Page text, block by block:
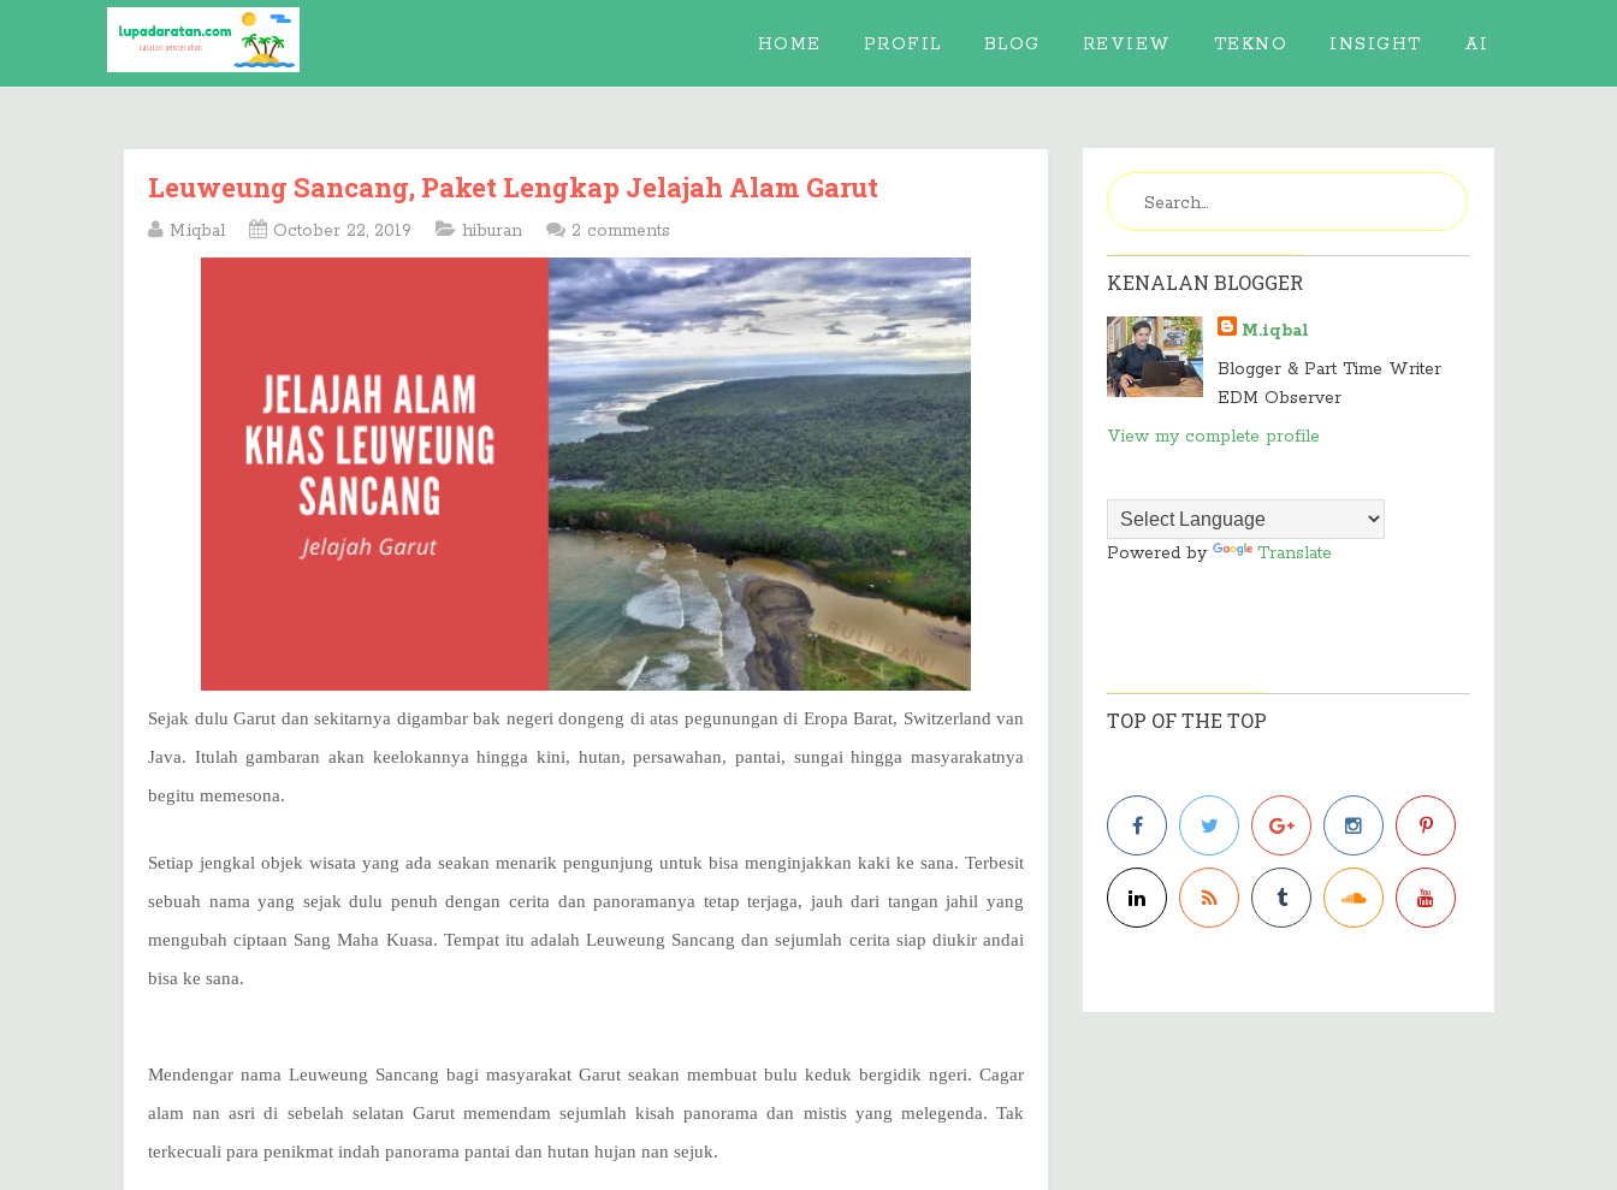
HOME PROFIL BLOG REVIEW TEKNO INSIGHT AI
Leuweung Sancang, Paket Lengkap Jelajah Alam Garut
M.iqbal October 22, 2019 hiburan 2 comments
Sejak dulu Garut dan sekitarnya digambar bak negeri dongeng di atas pegunungan di Eropa Barat, Switzerland van
Java. Itulah gambaran akan keelokannya hingga kini, hutan, persawahan, pantai, sungai hingga masyarakatnya
begitu memesona.
Setiap jengkal objek wisata yang ada seakan menarik pengunjung untuk bisa menginjakkan kaki ke sana. Terbesit
sebuah nama yang sejak dulu penuh dengan cerita dan panoramanya tetap terjaga, jauh dari tangan jahil yang
mengubah ciptaan Sang Maha Kuasa. Tempat itu adalah Leuweung Sancang dan sejumlah cerita siap diukir andai
bisa ke sana.
Mendengar nama Leuweung Sancang bagi masyarakat Garut seakan membuat bulu keduk bergidik ngeri. Cagar
alam nan asri di sebelah selatan Garut memendam sejumlah kisah panorama dan mistis yang melegenda. Tak
terkecuali para penikmat indah panorama pantai dan hutan hujan nan sejuk.
KENALAN BLOGGER
M.iqbal
Blogger & Part Time Writer
EDM Observer
View my complete profile
Powered by Translate
TOP OF THE TOP